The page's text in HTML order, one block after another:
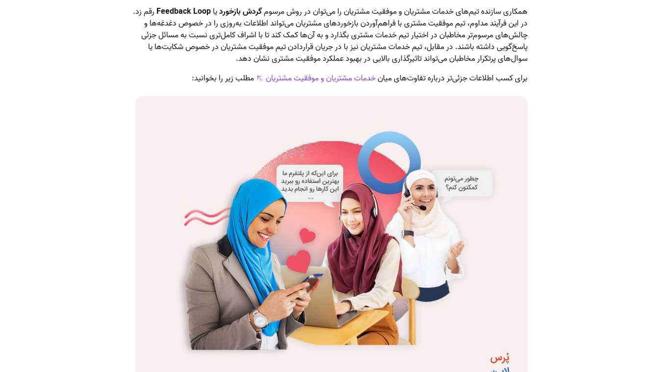
همکاری سازنده تیم‌های خدمات مشتریان و موفقیت مشتریان را می‌توان در روش مرسومگردش بازخوردیاFeedback Loop رقم زد.
در این فرآیند مداوم، تیم موفقیت مشتری با فراهم‌آوردن بازخوردهای مشتریان می‌تواند اطلاعات به‌روزی را در خصوص دغدغه‌ها و
چالش‌های مرسوم‌تر مخاطبان در اختیار تیم خدمات مشتری بگذارد و به آن‌ها کمک کند تا با اشراف کامل‌تری نسبت به مسائل جزئی
پاسخ‌گویی داشته باشند. در مقابل، تیم خدمات مشتریان نیز با در جریان قراردادن تیم موفقیت مشتریان در خصوص شکایت‌ها یا
سوال‌های پرتکرار مخاطبان می‌تواند تاثیرگذاری بالایی در بهبود عملکرد موفقیت مشتری نشان دهد.
برای کسب اطلاعات جزئی‌تر درباره تفاوت‌های میانخدمات مشتریان و موفقیت مشتریان مطلب زیر را بخوانید: